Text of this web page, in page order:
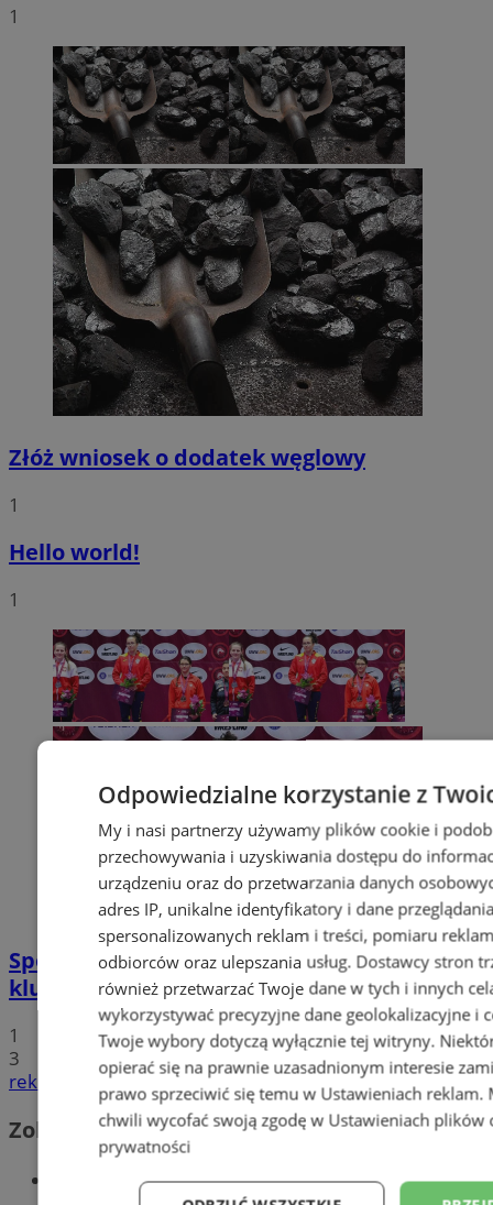
1
Złóż wniosek o dodatek węglowy
1
Hello world!
1
Sportowe podsumowanie wodzisławskich
klubów sportowych
1
3
reklama
Zobacz również
Wiadomości kryminalne w Wodzisławiu
Odpowiedzialne korzystanie z
My i nasi partnerzy używamy plików cookie i
przechowywania i uzyskiwania dostępu do
urządzeniu oraz do przetwarzania danych
adres IP, unikalne identyfikatory i dane
spersonalizowanych reklam i treści, pomiaru
odbiorców oraz ulepszania usług. Dostawcy stron
również przetwarzać Twoje dane w tych i innych
wykorzystywać precyzyjne dane geolokalizacyjne i
Twoje wybory dotyczą wyłącznie tej witryny.
opierać się na prawnie uzasadnionym interesie
prawo sprzeciwić się temu w Ustawieniach reklam.
chwili wycofać swoją zgodę w Ustawieniach plików
prywatności